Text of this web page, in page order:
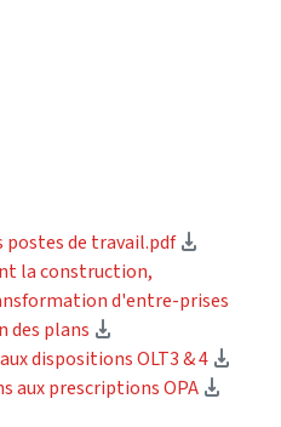
link)
postes de travail.pdf
la construction,
d'entre-prises
des plans
dispositions OLT3 & 4
aux prescriptions OPA